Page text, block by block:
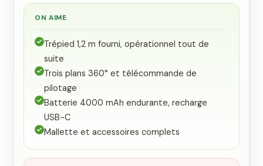
ON AIME
Trépied 1,2 m fourni, opérationnel tout de
suite
Trois plans 360° et télécommande de
pilotage
Batterie 4000 mAh endurante, recharge
USB-C
Mallette et accessoires complets